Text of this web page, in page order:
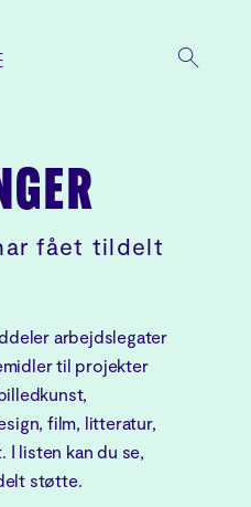
fået tildelt
arbejdslegater
til projekter
film, litteratur,
I listen kan du se,
støtte.